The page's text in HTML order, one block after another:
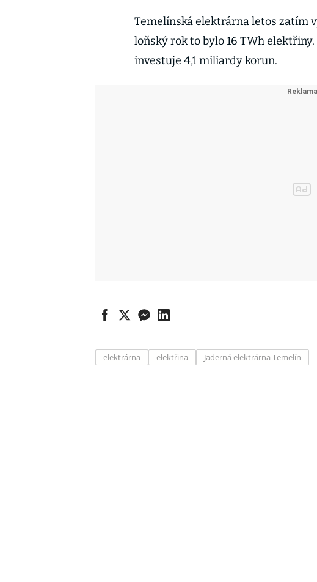
Temelínská elektrárna letos zatím
loňský rok to bylo 16 TWh
investuje 4,1 miliardy korun.
elektrárna elektřina Jaderná elektrárna Temelín